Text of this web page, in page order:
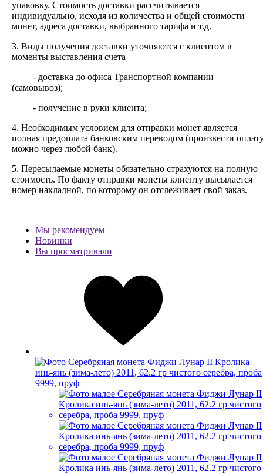
упаковку. Стоимость доставки рассчитывается
индивидуально, исходя из количества и общей стоимости
монет, адреса доставки, выбранного тарифа и т.д.
3. Виды получения доставки уточняются с клиентом в
моменты выставления счета
- доставка до офиса Транспортной компании
(самовывоз);
- получение в руки клиента;
4. Необходимым условием для отправки монет является
полная предоплата банковским переводом (произвести
можно через любой банк).
5. Пересылаемые монеты обязательно страхуются на полную
стоимость. По факту отправки монеты клиенту высылается
номер накладной, по которому он отслеживает свой заказ.
Мы рекомендуем
Новинки
Вы просматривали